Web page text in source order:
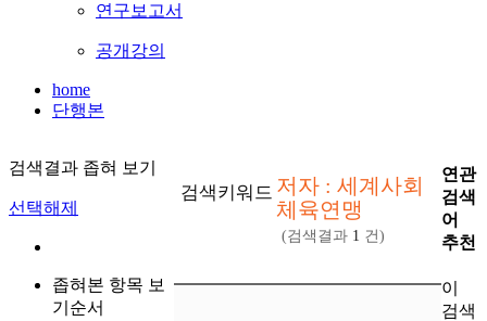
연구보고서
공개강의
home
단행본
검색결과 좁혀 보기
선택해제
좁혀본 항목 보
기순서
검색키워드 저자 : 세계사회
체육연맹
(검색결과 1 건)
연관
검색
어
추천
이
검색